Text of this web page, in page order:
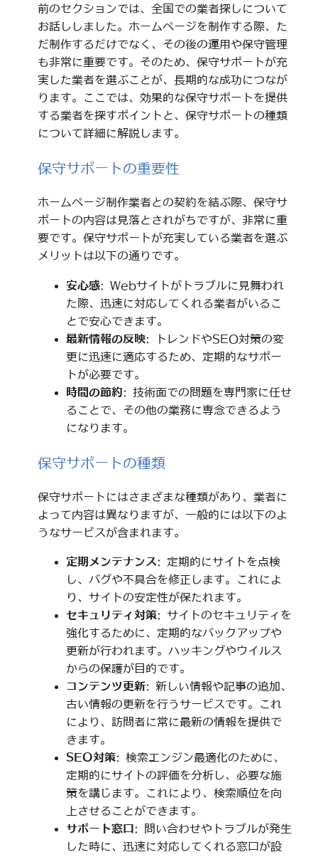
前のセクションでは、全国での業者探しについて
お話ししました。ホームページを制作する際、た
だ制作するだけでなく、その後の運用や保守管理
も非常に重要です。そのため、保守サポートが充
実した業者を選ぶことが、長期的な成功につなが
ります。ここでは、効果的な保守サポートを提供
する業者を探すポイントと、保守サポートの種類
について詳細に解説します。
保守サポートの重要性
ホームページ制作業者との契約を結ぶ際、保守サ
ポートの内容は見落とされがちですが、非常に重
要です。保守サポートが充実している業者を選ぶ
メリットは以下の通りです。
安心感: Webサイトがトラブルに見舞われ
た際、迅速に対応してくれる業者がいるこ
とで安心できます。
最新情報の反映: トレンドやSEO対策の変
更に迅速に適応するため、定期的なサポー
トが必要です。
時間の節約: 技術面での問題を専門家に任せ
ることで、その他の業務に専念できるよう
になります。
保守サポートの種類
保守サポートにはさまざまな種類があり、業者に
よって内容は異なりますが、一般的には以下のよ
うなサービスが含まれます。
定期メンテナンス: 定期的にサイトを点検
し、バグや不具合を修正します。これによ
り、サイトの安定性が保たれます。
セキュリティ対策: サイトのセキュリティを
強化するために、定期的なバックアップや
更新が行われます。ハッキングやウイルス
からの保護が目的です。
コンテンツ更新: 新しい情報や記事の追加、
古い情報の更新を行うサービスです。これ
により、訪問者に常に最新の情報を提供で
きます。
SEO対策: 検索エンジン最適化のために、
定期的にサイトの評価を分析し、必要な施
策を講じます。これにより、検索順位を向
上させることができます。
サポート窓口 : 問い合わせやトラブルが発生
した時に、迅速に対応してくれる窓口が設